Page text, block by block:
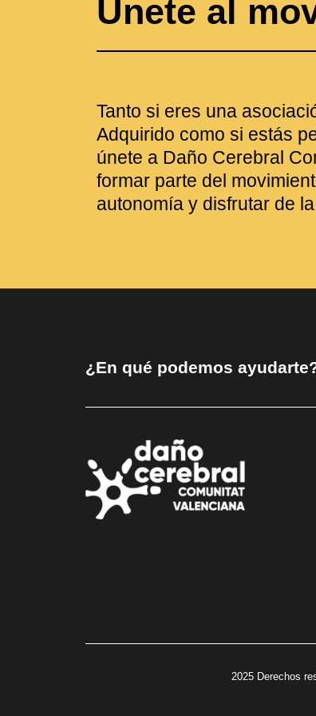
Únete al
Tanto si eres una
Adquirido como si estás
únete a Daño Cerebral
formar parte del
autonomía y disfrutar de
¿En qué podemos
2025 Derechos